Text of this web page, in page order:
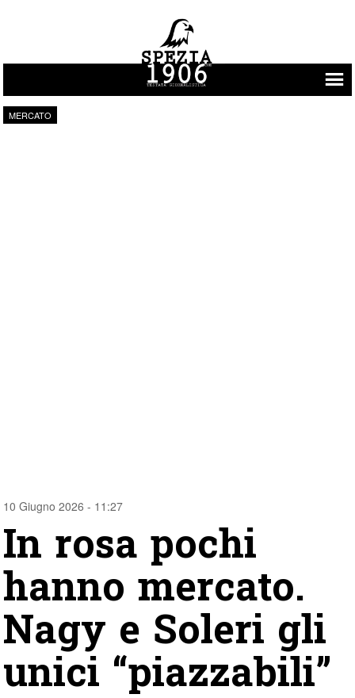
Vai al contenuto
MERCATO
10 Giugno 2026 - 11:27
In rosa pochi
hanno mercato.
Nagy e Soleri gli
unici “piazzabili”